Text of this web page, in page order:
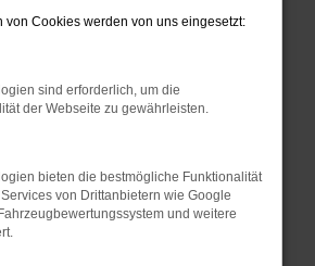
Error
ein Fehler aufgetreten.
deine Firewall und deine
von Cookies werden von uns eingesetzt:
sind erforderlich, um die
der Webseite zu gewährleisten.
bieten die bestmögliche Funktionalität
von Drittanbietern wie Google
und weitere